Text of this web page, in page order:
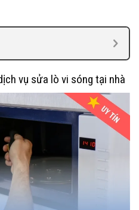
vụ sửa lò vi sóng tại nhà